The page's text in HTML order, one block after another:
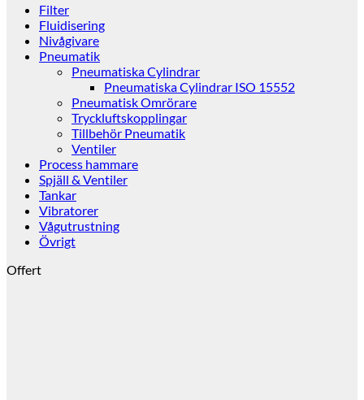
Filter
Fluidisering
Nivågivare
Pneumatik
Pneumatiska Cylindrar
Pneumatiska Cylindrar ISO 15552
Pneumatisk Omrörare
Tryckluftskopplingar
Tillbehör Pneumatik
Ventiler
Process hammare
Spjäll & Ventiler
Tankar
Vibratorer
Vågutrustning
Övrigt
Offert